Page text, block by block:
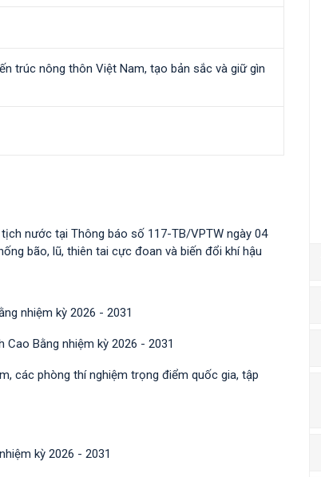
trúc nông thôn Việt Nam, tạo bản sắc và giữ gìn
nước tại Thông báo số 117-TB/VPTW ngày 04
bão, lũ, thiên tai cực đoan và biến đổi khí hậu
nhiệm kỳ 2026 - 2031
Bằng nhiệm kỳ 2026 - 2031
các phòng thí nghiệm trọng điểm quốc gia, tập
kỳ 2026 - 2031